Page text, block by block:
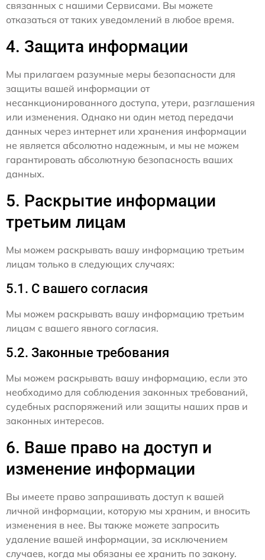
связанных с нашими Сервисами. Вы можете
отказаться от таких уведомлений в любое время.
4. Защита информации
Мы прилагаем разумные меры безопасности для
защиты вашей информации от
несанкционированного доступа, утери, разглашения
или изменения. Однако ни один метод передачи
данных через интернет или хранения информации
не является абсолютно надежным, и мы не можем
гарантировать абсолютную безопасность ваших
данных.
5. Раскрытие информации
третьим лицам
Мы можем раскрывать вашу информацию третьим
лицам только в следующих случаях:
5.1. С вашего согласия
Мы можем раскрывать вашу информацию третьим
лицам с вашего явного согласия.
5.2. Законные требования
Мы можем раскрывать вашу информацию, если это
необходимо для соблюдения законных требований,
судебных распоряжений или защиты наших прав и
законных интересов.
6. Ваше право на доступ и
изменение информации
Вы имеете право запрашивать доступ к вашей
личной информации, которую мы храним, и вносить
изменения в нее. Вы также можете запросить
удаление вашей информации, за исключением
случаев, когда мы обязаны ее хранить по закону.